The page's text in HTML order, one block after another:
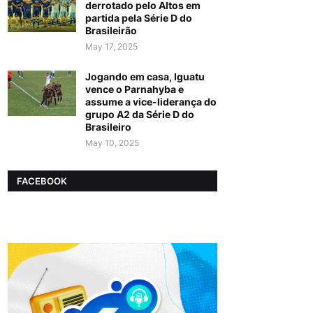
derrotado pelo Altos em
partida pela Série D do
Brasileirão
May 17, 2025
Jogando em casa, Iguatu
vence o Parnahyba e
assume a vice-liderança do
grupo A2 da Série D do
Brasileiro
May 10, 2025
FACEBOOK